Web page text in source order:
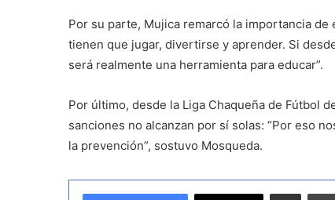
Por su parte, Mujica remarcó la importancia de
tienen que jugar, divertirse y aprender. Si
será realmente una herramienta para educar”.
Por último, desde la Liga Chaqueña de Fútbol
sanciones no alcanzan por sí solas: “Por eso
la prevención”, sostuvo Mosqueda.